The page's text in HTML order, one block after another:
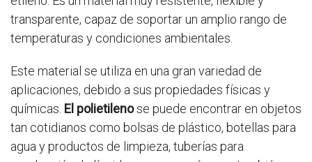
transparente, capaz de soportar un amplio rango de
temperaturas y condiciones ambientales.
Este material se utiliza en una gran variedad de
aplicaciones, debido a sus propiedades físicas y
químicas. El polietilenose puede encontrar en objetos
tan cotidianos como bolsas de plástico, botellas para
agua y productos de limpieza, tuberías para